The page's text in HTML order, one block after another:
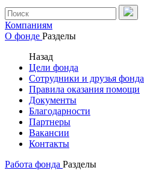
Компаниям
О фонде Разделы
Назад
Цели фонда
Сотрудники и друзья фонда
Правила оказания помощи
Документы
Благодарности
Партнеры
Вакансии
Контакты
Работа фонда Разделы